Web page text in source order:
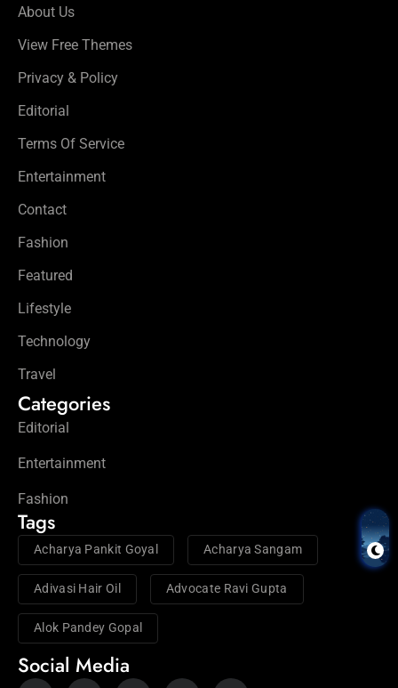
About Us
View Free Themes
Privacy & Policy
Editorial
Terms Of Service
Entertainment
Contact
Fashion
Featured
Lifestyle
Technology
Travel
Categories
Editorial
Entertainment
Fashion
Tags
Acharya Pankit Goyal Acharya Sangam
Adivasi Hair Oil Advocate Ravi Gupta
Alok Pandey Gopal
Social Media